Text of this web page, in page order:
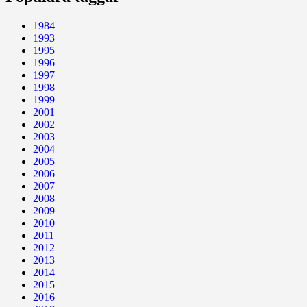
1984
1993
1995
1996
1997
1998
1999
2001
2002
2003
2004
2005
2006
2007
2008
2009
2010
2011
2012
2013
2014
2015
2016